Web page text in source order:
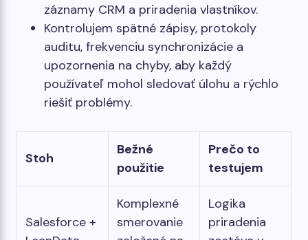
záznamy CRM a priradenia vlastníkov.
Kontrolujem spätné zápisy, protokoly
auditu, frekvenciu synchronizácie a
upozornenia na chyby, aby každý
používateľ mohol sledovať úlohu a rýchlo
riešiť problémy.
Stoh
Bežné
použitie
Prečo to
testujem
Salesforce +
Komplexné
smerovanie
Logika
priradenia